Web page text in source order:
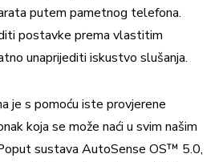
putem pametnog telefona.
postavke prema vlastitim
unaprijediti iskustvo slušanja.
je s pomoću iste provjerene
koja se može naći u svim našim
sustava AutoSense OS™ 5.0,